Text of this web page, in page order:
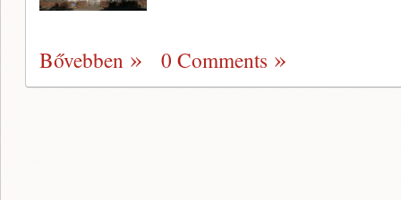
Bővebben 0 Comments